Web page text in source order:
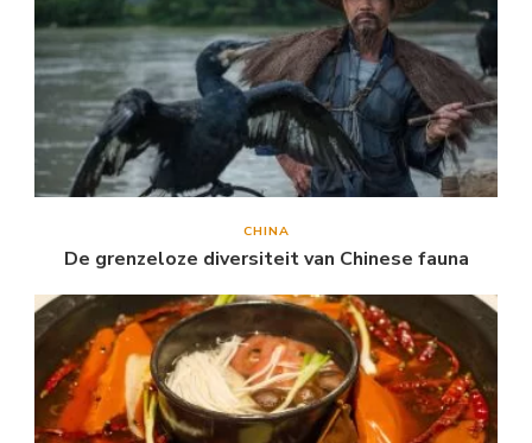
CHINA
De grenzeloze diversiteit van Chinese fauna